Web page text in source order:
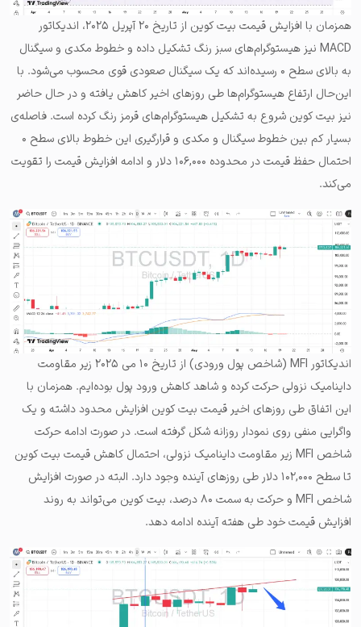
همزمان با افزایش قیمت بیت کوین از تاریخ ۲۰ آپریل ۲۰۲۵، اندیکاتور
MACD نیز هیستوگرام‌های سبز رنگ تشکیل داده و خطوط مکدی و سیگنال
به بالای سطح ۰ رسیده‌اند که یک سیگنال صعودی قوی محسوب می‌شود. با
این‌حال ارتفاع هیستوگرام‌ها طی روزهای اخیر کاهش یافته و در حال حاضر
نیز بیت کوین شروع به تشکیل هیستوگرام‌های قرمز رنگ کرده است. فاصله‌ی
بسیار کم بین خطوط سیگنال و مکدی و قرارگیری این خطوط بالای سطح ۰
احتمال حفظ قیمت در محدوده ۱۰۶,۰۰۰ دلار و ادامه افزایش قیمت را تقویت
می‌کند.
اندیکاتور MFI (شاخص پول ورودی) از تاریخ ۱۰ می ۲۰۲۵ زیر مقاومت
داینامیک نزولی حرکت کرده و شاهد کاهش ورود پول بوده‌ایم. همزمان با
این اتفاق طی روزهای اخیر قیمت بیت کوین افزایش محدود داشته و یک
واگرایی منفی روی نمودار روزانه شکل گرفته است. در صورت ادامه حرکت
شاخص MFI زیر مقاومت داینامیک نزولی، احتمال کاهش قیمت بیت کوین
تا سطح ۱۰۲,۰۰۰ دلار طی روزهای آینده وجود دارد. البته در صورت افزایش
شاخص MFI و حرکت به سمت ۸۰ درصد، بیت کوین می‌تواند به روند
افزایش قیمت خود طی هفته آینده ادامه دهد.